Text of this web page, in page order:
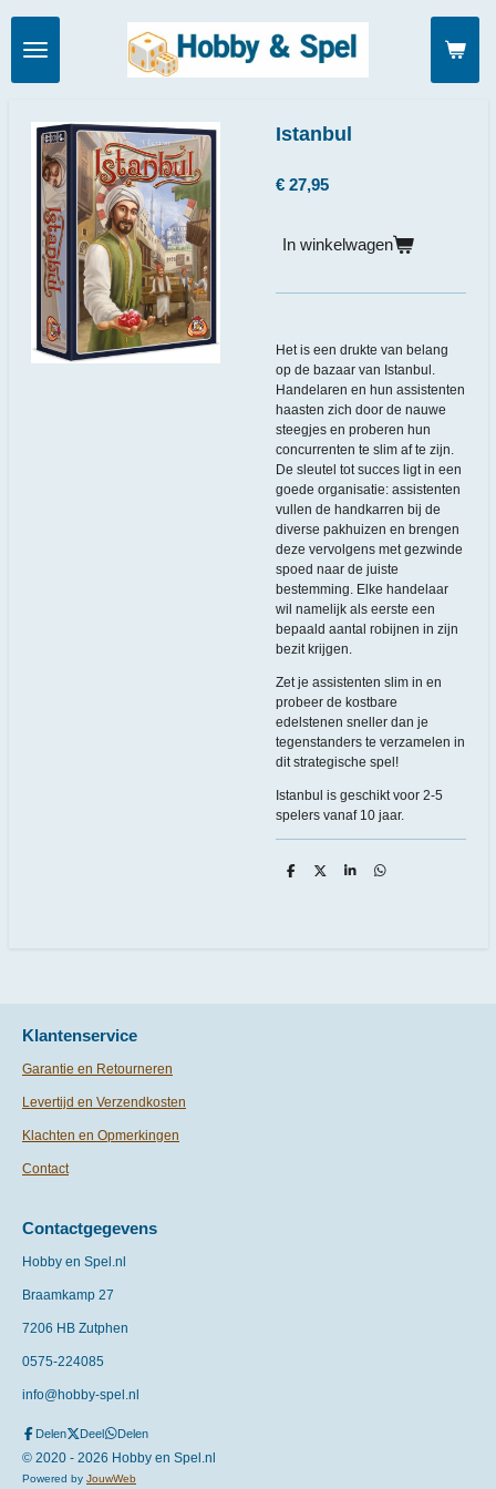
Ga
direct
naar
de
Istanbul
€ 27,95
In winkelwagen
Het is een drukte van belang
op de bazaar van Istanbul.
Handelaren en hun assistenten
haasten zich door de nauwe
steegjes en proberen hun
concurrenten te slim af te zijn.
De sleutel tot succes ligt in een
goede organisatie: assistenten
vullen de handkarren bij de
diverse pakhuizen en brengen
deze vervolgens met gezwinde
spoed naar de juiste
bestemming. Elke handelaar
wil namelijk als eerste een
bepaald aantal robijnen in zijn
bezit krijgen.
Zet je assistenten slim in en
probeer de kostbare
edelstenen sneller dan je
tegenstanders te verzamelen in
dit strategische spel!
Istanbul is geschikt voor 2-5
spelers vanaf 10 jaar.
D
D
S
D
Klantenservice
Garantie en Retourneren
Levertijd en Verzendkosten
Klachten en Opmerkingen
Contact
Contactgegevens
Hobby en Spel.nl
Braamkamp 27
7206 HB Zutphen
0575-224085
info@hobby-spel.nl
Delen Deel Delen
© 2020 - 2026 Hobby en Spel.nl
Powered by JouwWeb